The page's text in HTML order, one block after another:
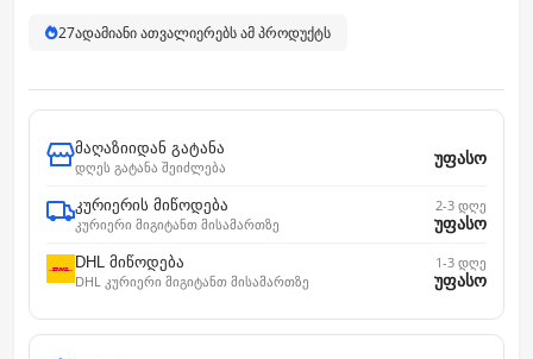
27ადამიანი ათვალიერებს ამ პროდუქტს
მაღაზიიდან გატანა
დღეს გატანა შეიძლება
უფასო
კურიერის მიწოდება
კურიერი მიგიტანთ მისამართზე
2-3 დღე
უფასო
DHL მიწოდება
DHL კურიერი მიგიტანთ მისამართზე
1-3 დღე
უფასო